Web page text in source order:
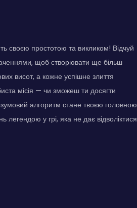
своєю простотою та викликом! Відчуй
щоб створювати ще більш
висот, а кожне успішне злиття
місія — чи зможеш ти досягти
алгоритм стане твоєю головною
легендою у грі, яка не дає відволіктися